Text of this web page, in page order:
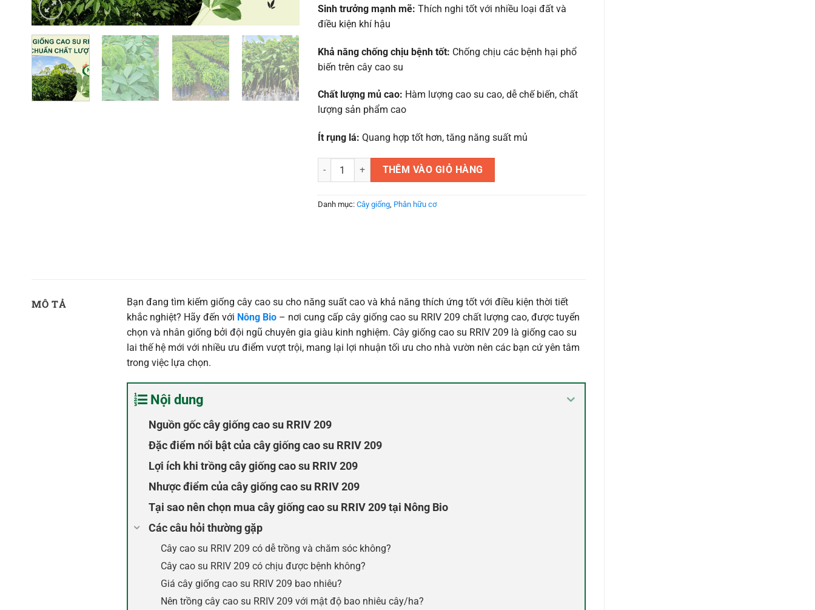
Sinh trưởng mạnh mẽ: Thích nghi tốt với nhiều loại đất và
điều kiện khí hậu
Khả năng chống chịu bệnh tốt: Chống chịu các bệnh hại phổ
biến trên cây cao su
Chất lượng mủ cao: Hàm lượng cao su cao, dễ chế biến, chất
lượng sản phẩm cao
Ít rụng lá: Quang hợp tốt hơn, tăng năng suất mủ
Cây giống cao su rriv 209 chuẩn chất lượng số lượng
THÊM VÀO GIỎ HÀNG
Danh mục: Cây giống Phân hữu cơ
MÔ TẢ
Bạn đang tìm kiếm giống cây cao su cho năng suất cao và khả năng thích ứng tốt với điều kiện thời tiết
khắc nghiệt? Hãy đến với Nông Bio – nơi cung cấpcây giống cao su RRIV 209 chất lượng cao, được tuyển
chọn và nhân giống bởi đội ngũ chuyên gia giàu kinh nghiệm. Cây giống cao su RRIV 209 là giống cao su
lai thế hệ mới với nhiều ưu điểm vượt trội, mang lại lợi nhuận tối ưu cho nhà vườn nên các bạn cứ yên tâm
trong việc lựa chọn.
Nội dung
Nguồn gốc cây giống cao su RRIV 209
Đặc điểm nổi bật của cây giống cao su RRIV 209
Lợi ích khi trồng cây giống cao su RRIV 209
Nhược điểm của cây giống cao su RRIV 209
Tại sao nên chọn mua cây giống cao su RRIV 209 tại Nông Bio
Các câu hỏi thường gặp
Cây cao su RRIV 209 có dễ trồng và chăm sóc không?
Cây cao su RRIV 209 có chịu được bệnh không?
Giá cây giống cao su RRIV 209 bao nhiêu?
Nên trồng cây cao su RRIV 209 với mật độ bao nhiêu cây/ha?